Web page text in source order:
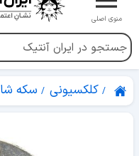
منوی اصلی
کلکسیونی سکه